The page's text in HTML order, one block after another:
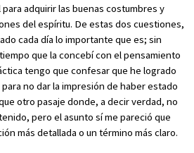
adquirir las buenas costumbres y
del espíritu. De estas dos cuestiones,
cada día lo importante que es; sin
que la concebí con el pensamiento
tengo que confesar que he logrado
no dar la impresión de haber estado
otro pasaje donde, a decir verdad, no
pero el asunto sí me pareció que
más detallada o un término más claro.